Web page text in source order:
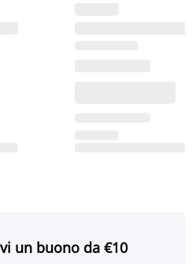
un buono da €10